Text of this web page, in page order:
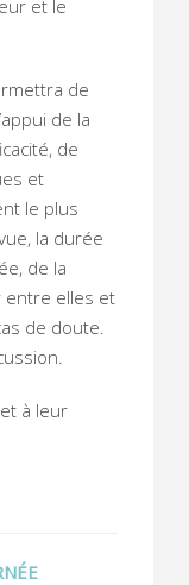
et le
de
de la
de
et
le plus
la durée
de la
entre elles et
de doute.
à leur